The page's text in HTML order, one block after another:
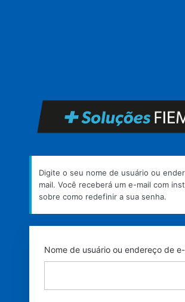
Digite o seu nome de usuário ou
mail. Você receberá um e-mail com
sobre como redefinir a sua senha.
Nome de usuário ou endereço de